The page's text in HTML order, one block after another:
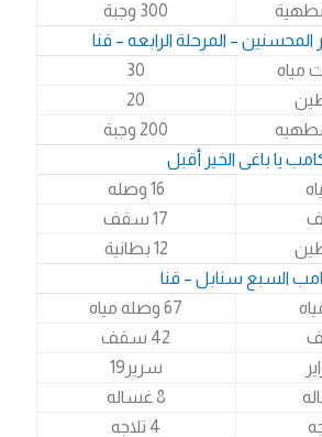
300 وجبة
– المرحلة الرابعه – قنا
مياه
30
20
200 وجبة
يا باغى الخير أقبل
16 وصله
17 سقف
12 بطانية
السبع سنابل – قنا
67 وصله مياه
42 سقف
سرير19
8 غساله
4 تلاجه